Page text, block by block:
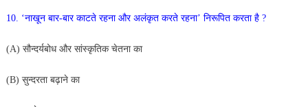
10. ‘नाखून बार-बार काटते रहना और अलंकृत करते रहना’ निरूपित करता है ?
(A) सौन्दर्यबोध और सांस्कृतिक चेतना का
(B) सुन्दरता बढ़ाने का